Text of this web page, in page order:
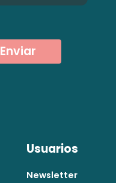
Enviar
Usuarios
Newsletter